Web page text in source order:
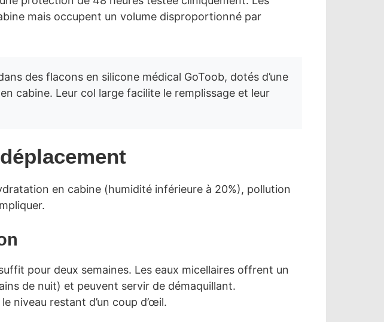
mais occupent un volume disproportionné par
des flacons en silicone médical GoToob, dotés d’une
cabine. Leur col large facilite le remplissage et leur
en cabine (humidité inférieure à 20%), pollution
pour deux semaines. Les eaux micellaires offrent un
de nuit) et peuvent servir de démaquillant.
niveau restant d’un coup d’œil.